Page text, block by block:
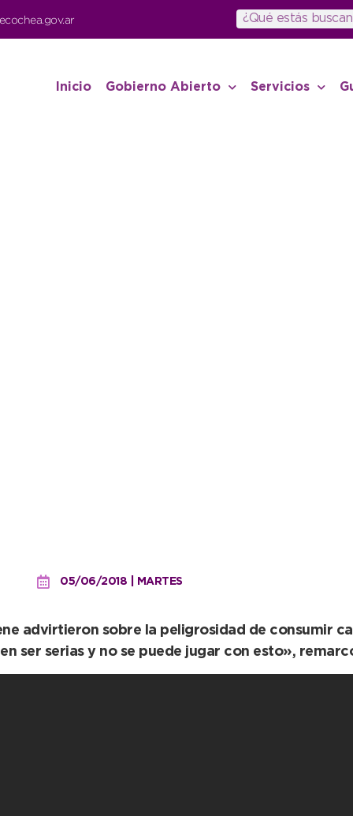
Inicio Gobierno Abierto Servicios
05/06/2018 | MARTES
advirtieron sobre la peligrosidad de consumir
ser serias y no se puede jugar con esto»,